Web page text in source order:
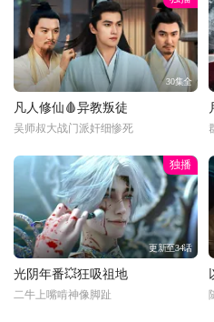
30集全
凡人修仙🩸异教叛徒
吴师叔大战门派奸细惨死
独播
更新至34话
光阴年番💥狂吸祖地
二牛上嘴啃神像脚趾